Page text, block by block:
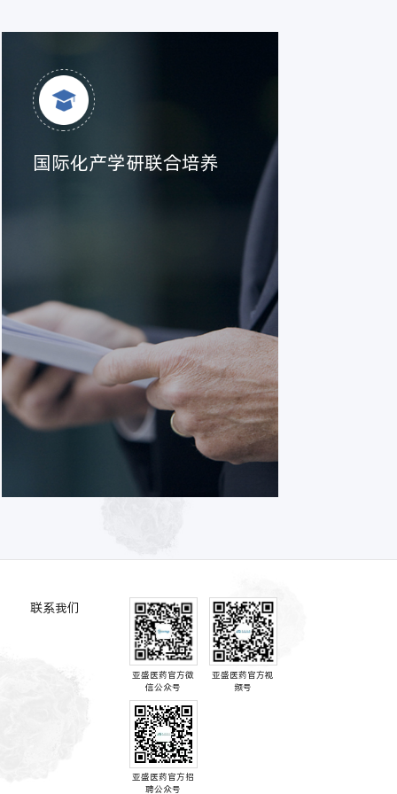
国际化产学研联合培养
联系我们
亚盛医药官方微
信公众号
亚盛医药官方视
频号
亚盛医药官方招
聘公众号